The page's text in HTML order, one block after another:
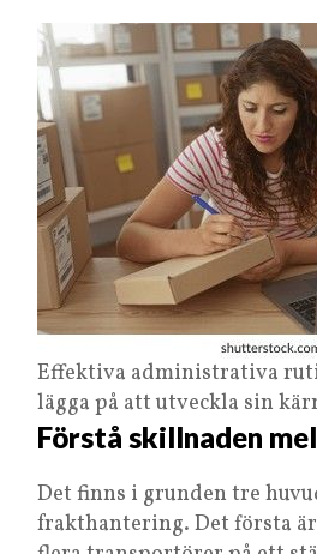
Effektiva administrativa
lägga på att utveckla sin
Förstå skillnaden
Det finns i grunden tre
frakthantering. Det första